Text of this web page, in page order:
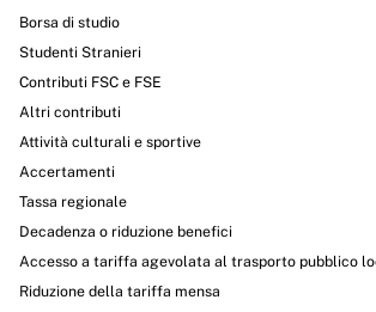
Borsa di studio
Studenti Stranieri
Contributi FSC e FSE
Altri contributi
Attività culturali e sportive
Accertamenti
Tassa regionale
Decadenza o riduzione benefici
Accesso a tariffa agevolata al trasporto pubblico
Riduzione della tariffa mensa